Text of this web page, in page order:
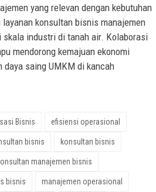
yang relevan dengan kebutuhan
konsultan bisnis manajemen
industri di tanah air. Kolaborasi
mendorong kemajuan ekonomi
daya saing UMKM di kancah
Bisnis efisiensi operasional
bisnis konsultan bisnis
manajemen bisnis
bisnis manajemen operasional